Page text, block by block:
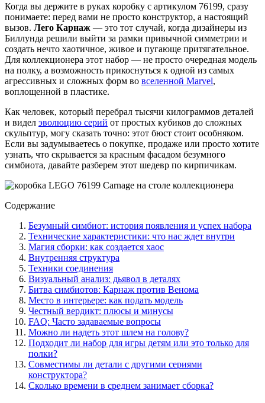
Когда вы держите в руках коробку с артикулом 76199, сразу
понимаете: перед вами не просто конструктор, а настоящий
вызов. Лего Карнаж — это тот случай, когда дизайнеры из
Биллунда решили выйти за рамки привычной симметрии и
создать нечто хаотичное, живое и пугающе притягательное.
Для коллекционера этот набор — не просто очередная модель
на полку, а возможность прикоснуться к одной из самых
агрессивных и сложных форм во вселенной Marvel,
воплощенной в пластике.
Как человек, который перебрал тысячи килограммов деталей
и видел эволюцию серий от простых кубиков до сложных
скульптур, могу сказать точно: этот бюст стоит особняком.
Если вы задумываетесь о покупке, продаже или просто хотите
узнать, что скрывается за красным фасадом безумного
симбиота, давайте разберем этот шедевр по кирпичикам.
Содержание
Безумный симбиот: история появления и успех набора
Технические характеристики: что нас ждет внутри
Магия сборки: как создается хаос
Внутренняя структура
Техники соединения
Визуальный анализ: дьявол в деталях
Битва симбиотов: Карнаж против Венома
Место в интерьере: как подать модель
Честный вердикт: плюсы и минусы
FAQ: Часто задаваемые вопросы
Можно ли надеть этот шлем на голову?
Подходит ли набор для игры детям или это только для
полки?
Совместимы ли детали с другими сериями
конструктора?
Сколько времени в среднем занимает сборка?